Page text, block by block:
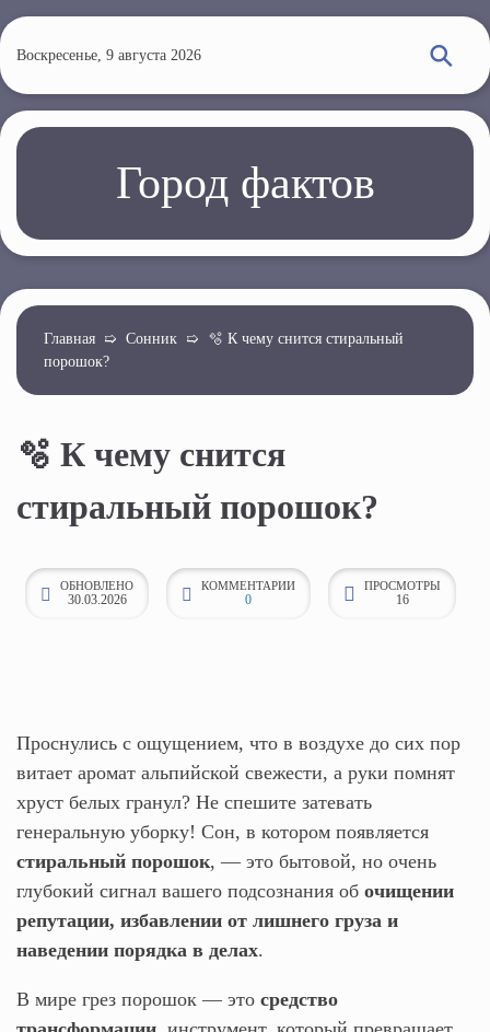
е
р
й
о
н
Воскресенье, 9 августа 2026
Город фактов
Главная ➯ Сонник ➯ 🫧 К чему снится стиральный
порошок?
🫧 К чему снится
стиральный порошок?
ОБНОВЛЕНО
30.03.2026
КОММЕНТАРИИ
0
ПРОСМОТРЫ
16
Проснулись с ощущением, что в воздухе до сих пор
витает аромат альпийской свежести, а руки помнят
хруст белых гранул? Не спешите затевать
генеральную уборку! Сон, в котором появляется
стиральный порошок, — это бытовой, но очень
глубокий сигнал вашего подсознания об очищении
репутации, избавлении от лишнего груза и
наведении порядка в делах.
В мире грез порошок — это средство